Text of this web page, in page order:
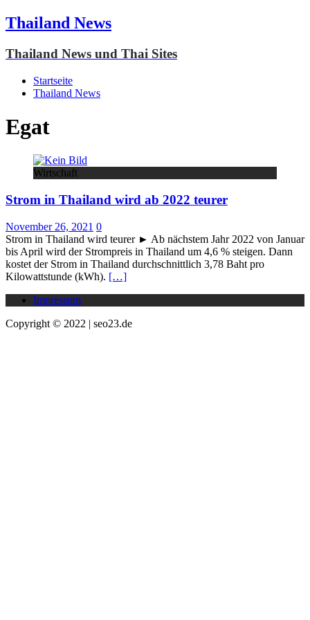
Thailand News
Thailand News und Thai Sites
Startseite
Thailand News
Egat
Wirtschaft
Strom in Thailand wird ab 2022 teurer
November 26, 2021 0
Strom in Thailand wird teurer ► Ab nächstem Jahr 2022 von Januar
bis April wird der Strompreis in Thailand um 4,6 % steigen. Dann
kostet der Strom in Thailand durchschnittlich 3,78 Baht pro
Kilowattstunde (kWh). […]
Impressum
Copyright © 2022 | seo23.de